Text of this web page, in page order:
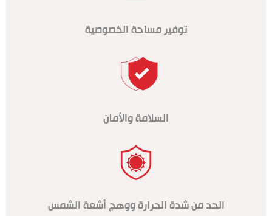
الحد من شدة الحرارة ووهج أشعة الشمس
السلامة والأمان
توفير مساحة الخصوصية